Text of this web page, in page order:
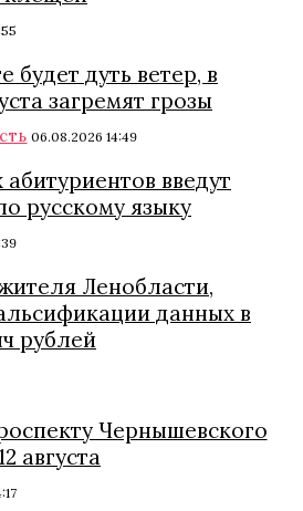
будет дуть ветер, в
загремят грозы
06.08.2026 14:49
введут
русскому языку
Ленобласти,
данных в
рублей
Чернышевского
августа